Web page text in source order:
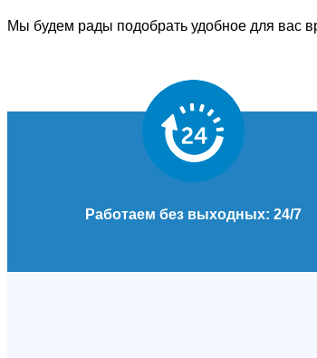
Мы будем рады подобрать удобное для вас
Работаем без выходных: 24/7